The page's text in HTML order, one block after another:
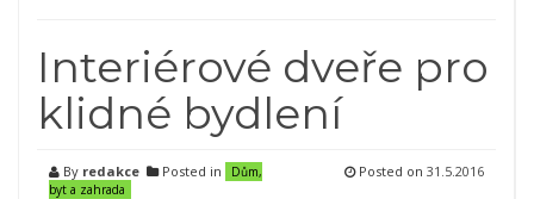
Interiérové dveře pro
klidné bydlení
By redakce Posted in
Dům,
byt a zahrada
Posted on 31.5.2016